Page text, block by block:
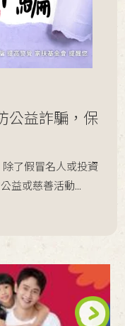
益詐騙，保
了假冒名人或投資
益或慈善活動...